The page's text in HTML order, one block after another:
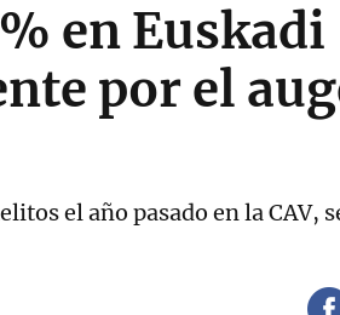
en Euskadi
por el
el año pasado en la CAV,